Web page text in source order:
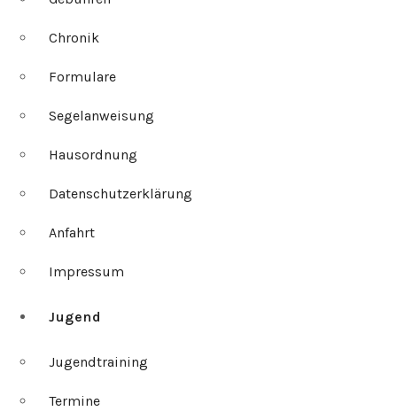
Chronik
Formulare
Segelanweisung
Hausordnung
Datenschutzerklärung
Anfahrt
Impressum
Jugend
Jugendtraining
Termine